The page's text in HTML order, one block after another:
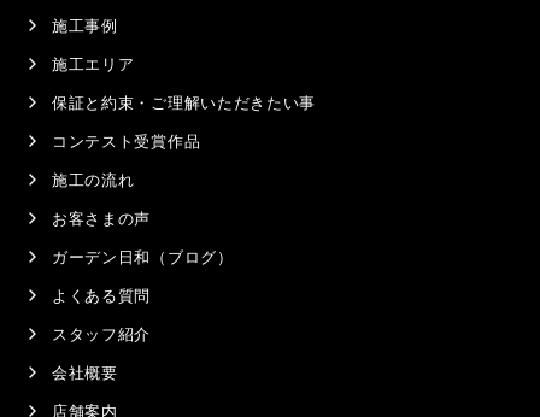
施工事例
施工エリア
保証と約束・ご理解いただきたい事
コンテスト受賞作品
施工の流れ
お客さまの声
ガーデン日和（ブログ）
よくある質問
スタッフ紹介
会社概要
店舗案内